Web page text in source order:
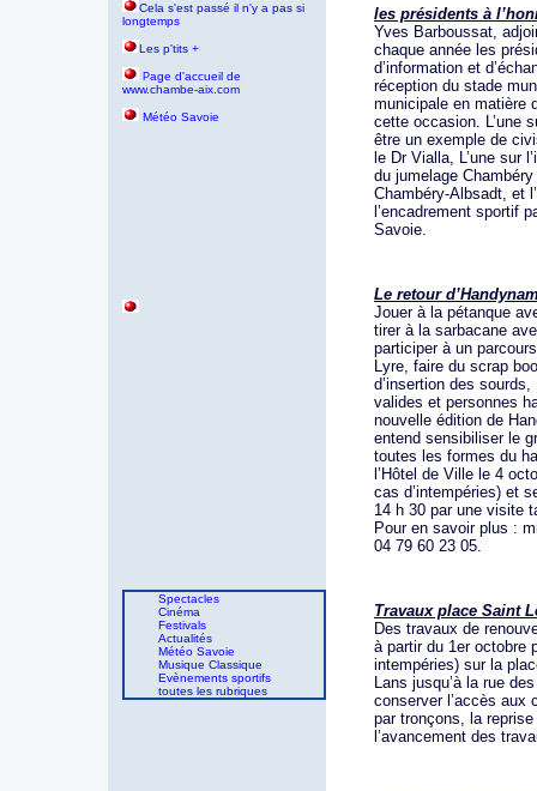
Cela s'est passé il n'y a pas si
longtemps
Les p'tits +
Page d'accueil de
www.chambe-aix.com
Météo Savoie
Spectacles
Cinéma
Festivals
Actualités
Météo Savoie
Musique Classique
Evènements sportifs
toutes les rubriques
les présidents à
Yves Barboussat,
chaque année les
d’information et
réception du stade
municipale en matière
cette occasion. L’une
être un exemple de
le Dr Vialla, L’une sur
du jumelage
Chambéry-Albsadt, et
l’encadrement sportif
Savoie.
Le retour
Jouer à la pétanque
tirer à la sarbacane
participer à un
Lyre, faire du scrap
d’insertion des
valides et personnes
nouvelle édition de
entend sensibiliser le
toutes les formes du
l’Hôtel de Ville le 4
cas d’intempéries) et
14 h 30 par une visite
Pour en savoir plus :
04 79 60 23 05.
Travaux place Saint
Des travaux de
à partir du 1er octobre
intempéries) sur la
Lans jusqu’à la rue
conserver l’accès aux
par tronçons, la
l’avancement des